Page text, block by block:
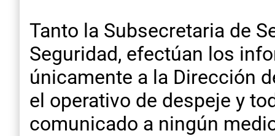
Tanto la Subsecretaria de
Seguridad, efectúan los
únicamente a la Dirección
el operativo de despeje y
comunicado a ningún